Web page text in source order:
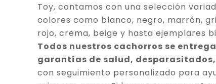
Toy, contamos con una selección
colores como blanco, negro, marrón,
rojo, crema, beige y hasta ejemplares
Todos nuestros cachorros se
garantías de salud,
con seguimiento personalizado para